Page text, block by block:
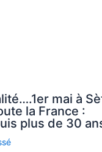
mai à
la France :
plus de 30